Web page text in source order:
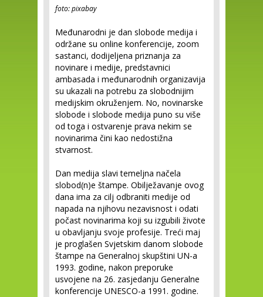
foto: pixabay
Međunarodni je dan slobode medija i
održane su online konferencije, zoom
sastanci, dodijeljena priznanja za
novinare i medije, predstavnici
ambasada i međunarodnih organizavija
su ukazali na potrebu za slobodnijim
medijskim okruženjem. No, novinarske
slobode i slobode medija puno su više
od toga i ostvarenje prava nekim se
novinarima čini kao nedostižna
stvarnost.
Dan medija slavi temeljna načela
slobod(n)e štampe. Obilježavanje ovog
dana ima za cilj odbraniti medije od
napada na njihovu nezavisnost i odati
počast novinarima koji su izgubili živote
u obavljanju svoje profesije. Treći maj
je proglašen Svjetskim danom slobode
štampe na Generalnoj skupštini UN-a
1993. godine, nakon preporuke
usvojene na 26. zasjedanju Generalne
konferencije UNESCO-a 1991. godine.